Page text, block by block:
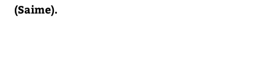
(Saime).